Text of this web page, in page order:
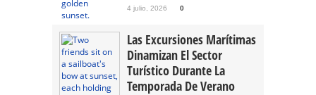
4 julio, 2026 0
Las Excursiones Marítimas
Dinamizan El Sector
Turístico Durante La
Temporada De Verano